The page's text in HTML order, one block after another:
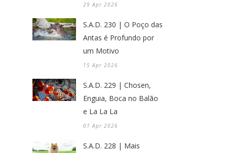
29 Apr 2026
S.A.D. 230 | O Poço das
Antas é Profundo por
um Motivo
15 Apr 2026
S.A.D. 229 | Chosen,
Enguia, Boca no Balão
e La La La
01 Apr 2026
S.A.D. 228 | Mais